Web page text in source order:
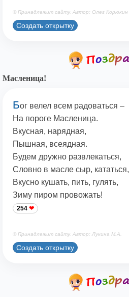
© Принадлежит сайту. Автор: Олег Корюкин
Создать открытку
Масленица!
Бог велел всем радоваться –
На пороге Масленица.
Вкусная, нарядная,
Пышная, всеядная.
Будем дружно развлекаться,
Словно в масле сыр, кататься,
Вкусно кушать, пить, гулять,
Зиму пиром провожать!
254
© Принадлежит сайту. Автор: Лукина М.А.
Создать открытку